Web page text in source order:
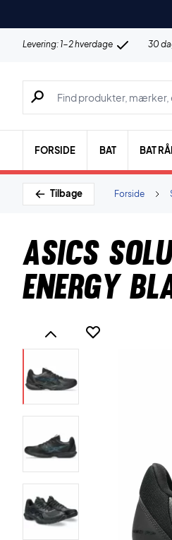
Levering: 1-2 hverdage 30
Søg efter produkter, mærker
FORSIDE BAT BAT
Tilbage Forside
Asics
Energy